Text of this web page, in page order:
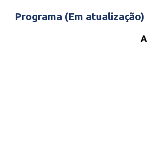
Programa (Em atualização)